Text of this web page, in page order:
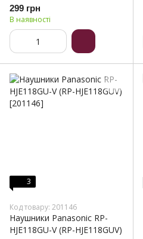
299 грн
В наявності
3
Код товару: 201146
Наушники Panasonic RP-
HJE118GU-V (RP-HJE118GUV)